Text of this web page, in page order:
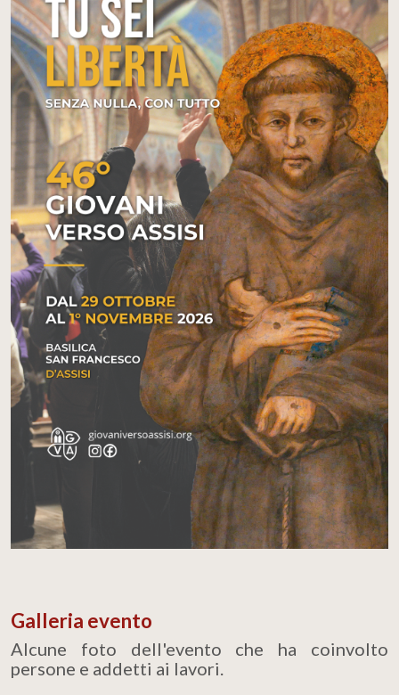
Galleria evento
Alcune foto dell'evento che ha coinvolto
persone e addetti ai lavori.